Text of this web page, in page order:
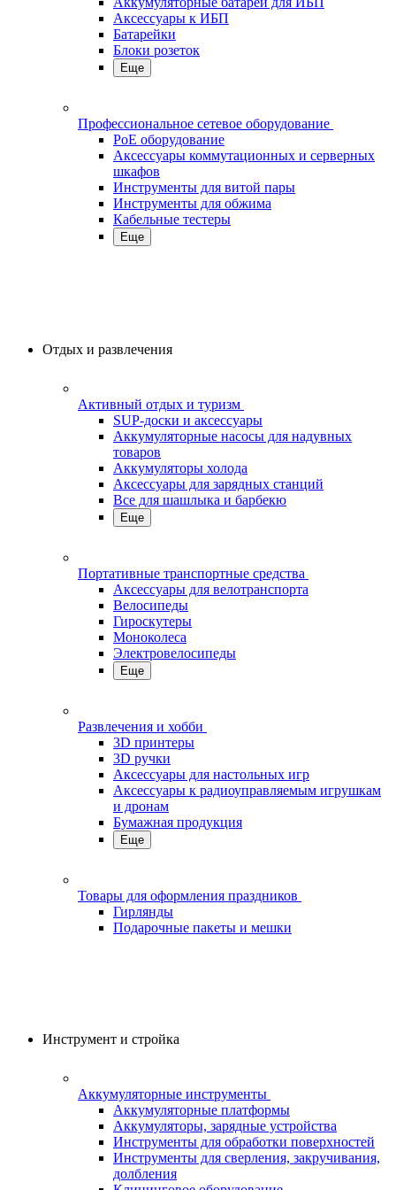
Аксессуары к ИБП
Батарейки
Блоки розеток
Еще
Профессиональное сетевое оборудование
PoE оборудование
Аксессуары коммутационных и серверных
шкафов
Инструменты для витой пары
Инструменты для обжима
Кабельные тестеры
Еще
Отдых и развлечения
Активный отдых и туризм
SUP-доски и аксессуары
Аккумуляторные насосы для надувных
товаров
Аккумуляторы холода
Аксессуары для зарядных станций
Все для шашлыка и барбекю
Еще
Портативные транспортные средства
Аксессуары для велотранспорта
Велосипеды
Гироскутеры
Моноколеса
Электровелосипеды
Еще
Развлечения и хобби
3D принтеры
3D ручки
Аксессуары для настольных игр
Аксессуары к радиоуправляемым игрушкам
и дронам
Бумажная продукция
Еще
Товары для оформления праздников
Гирлянды
Подарочные пакеты и мешки
Инструмент и стройка
Аккумуляторные инструменты
Аккумуляторные платформы
Аккумуляторы, зарядные устройства
Инструменты для обработки поверхностей
Инструменты для сверления, закручивания,
долбления